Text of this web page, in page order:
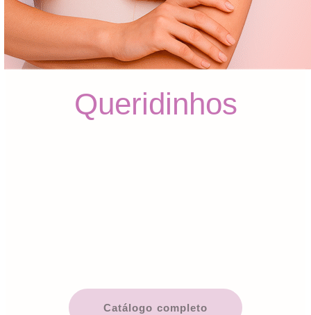
Queridinhos
Catálogo completo